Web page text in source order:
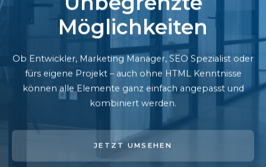
Möglichkeiten
Ob Entwickler, Marketing Manager, SEO Spezialist oder
fürs eigene Projekt – auch ohne HTML Kenntnisse
können alle Elemente ganz einfach angepasst und
kombiniert werden.
JETZT UMSEHEN